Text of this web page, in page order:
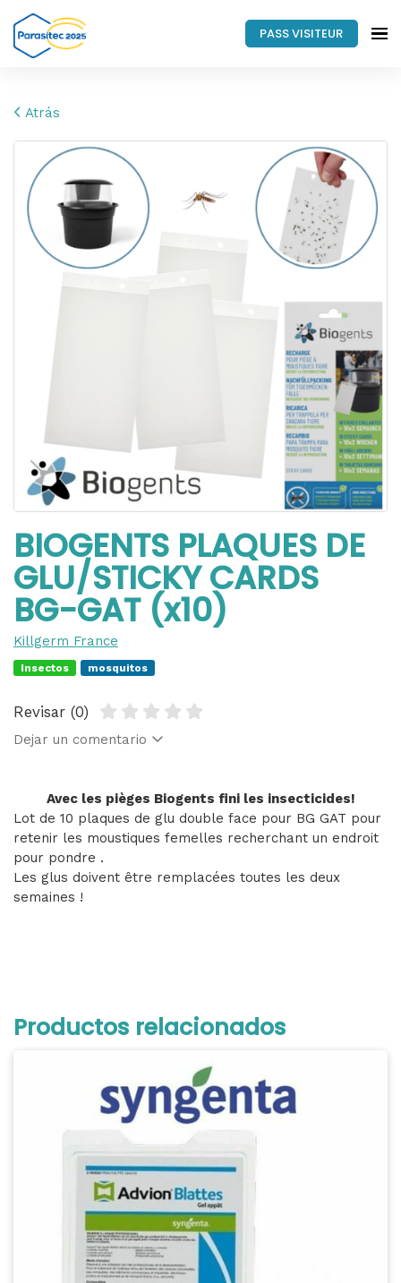
PASS VISITEUR
Atrás
BIOGENTS PLAQUES DE
GLU/STICKY CARDS
BG-GAT (x10)
Killgerm France
Insectos mosquitos
Revisar (0)
Dejar un comentario
Avec les pièges Biogents fini les insecticides!
Lot de 10 plaques de glu double face pour BG GAT pour
retenir les moustiques femelles recherchant un endroit
pour pondre .
Les glus doivent être remplacées toutes les deux
semaines !
Productos relacionados